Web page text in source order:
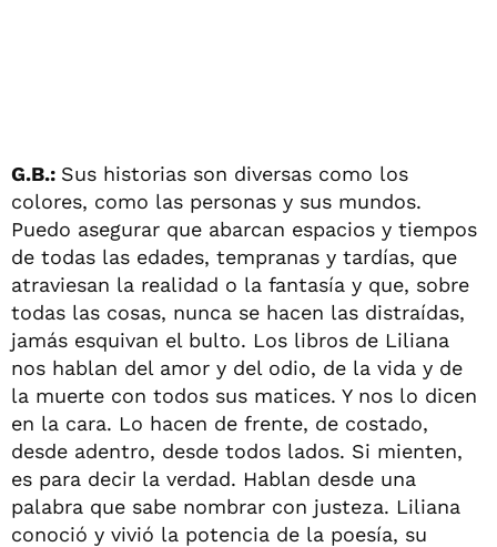
G.B.: Sus historias son diversas como los
colores, como las personas y sus mundos.
Puedo asegurar que abarcan espacios y tiempos
de todas las edades, tempranas y tardías, que
atraviesan la realidad o la fantasía y que, sobre
todas las cosas, nunca se hacen las distraídas,
jamás esquivan el bulto. Los libros de Liliana
nos hablan del amor y del odio, de la vida y de
la muerte con todos sus matices. Y nos lo dicen
en la cara. Lo hacen de frente, de costado,
desde adentro, desde todos lados. Si mienten,
es para decir la verdad. Hablan desde una
palabra que sabe nombrar con justeza. Liliana
conoció y vivió la potencia de la poesía, su